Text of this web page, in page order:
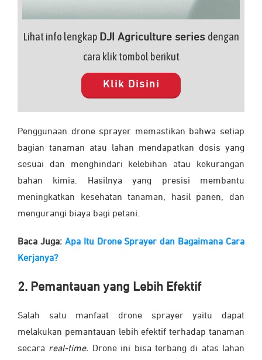
Lihat info lengkap DJI Agriculture series dengan
cara klik tombol berikut
Klik Disini
Penggunaan drone sprayer memastikan bahwa setiap
bagian tanaman atau lahan mendapatkan dosis yang
sesuai dan menghindari kelebihan atau kekurangan
bahan kimia. Hasilnya yang presisi membantu
meningkatkan kesehatan tanaman, hasil panen, dan
mengurangi biaya bagi petani.
Baca Juga: Apa Itu Drone Sprayer dan Bagaimana Cara
Kerjanya?
2. Pemantauan yang Lebih Efektif
Salah satu manfaat drone sprayer yaitu dapat
melakukan pemantauan lebih efektif terhadap tanaman
secara real-time. Drone ini bisa terbang di atas lahan